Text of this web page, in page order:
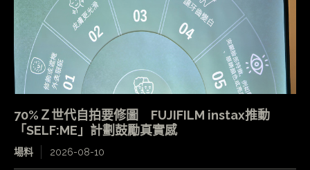
70%Ｚ世代自拍要修圖 FUJIFILM instax推動
「SELF:ME」計劃鼓勵真實感
場料 2026-08-10